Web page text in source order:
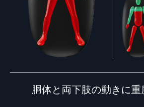
胴体と両下肢の動きに重